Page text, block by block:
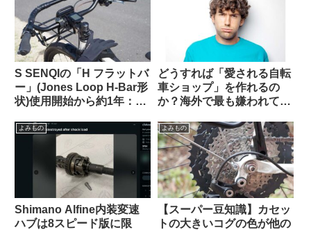
S SENQIの「H フラットバ
ー」(Jones Loop H-Bar形
状)使用開始から約1年：両
くしてみた
どうすれば「愛される自転
車ショップ」を作れるの
か？海外で最も嫌われてい
度に学ぶ（海外掲示板か
ら）
よみもの
Shimano Alfine内装変速
ハブは8スピード版に限
よみもの
【スーパー豆知識】カセッ
トの大きいコグの色が他の